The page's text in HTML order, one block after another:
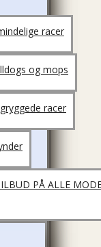
racer
og mops
racer
PÅ ALLE